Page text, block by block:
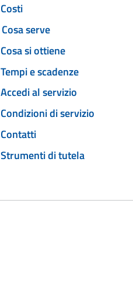
Costi
Cosa serve
Cosa si ottiene
Tempi e scadenze
Accedi al servizio
Condizioni di servizio
Contatti
Strumenti di tutela